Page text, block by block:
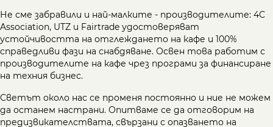
Не сме забравили и най-малките - производителите: 4С
Association, UTZ и Fairtrade удостоверяват
устойчивостта на отглеждането на кафе и 100%
справедливи фази на снабдяване. Освен това работим с
производителите на кафе чрез програми за финансиране
на техния бизнес.
Светът около нас се променя постоянно и ние не можем
да останем настрани. Опитваме се да отговорим на
предизвикателствата, свързани с опазването на